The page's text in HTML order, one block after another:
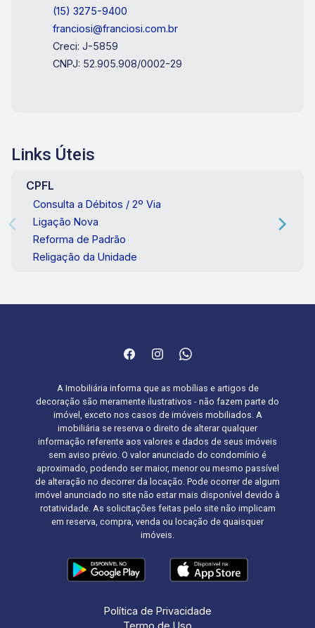
(15) 3275-9400
franciosi@franciosi.com.br
Creci: J-5859
CNPJ: 52.905.908/0002-29
Links Úteis
CPFL
Consulta a Débitos / 2º Via
Ligação Nova
Reforma de Padrão
Religação da Unidade
A Imobiliária informa que as mobílias e artigos de
decoração são meramente ilustrativos - não fazem parte do
imóvel, exceto nos casos de imóveis mobiliados. A
imobiliária se reserva o direito de alterar qualquer
informação referente aos valores e dados de seus imóveis
sem aviso prévio. O valor anunciado do condomínio é
aproximado, podendo ser maior, menor ou mesmo passível
de alteração no decorrer da locação. Pode ocorrer de algum
imóvel anunciado no site não estar mais disponível devido à
rotatividade. As solicitações feitas pelo site não implicam
em reserva, compra, venda ou locação de quaisquer
imóveis.
Política de Privacidade
Termo de Uso